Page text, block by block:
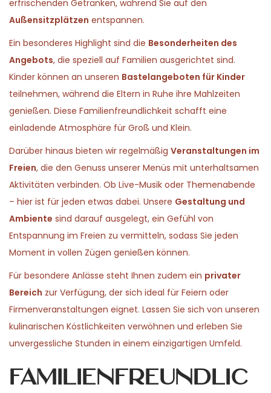
erfrischenden Getränken, während Sie auf den
Außensitzplätzen entspannen.
Ein besonderes Highlight sind die Besonderheiten des
Angebots, die speziell auf Familien ausgerichtet sind.
Kinder können an unseren Bastelangeboten für Kinder
teilnehmen, während die Eltern in Ruhe ihre Mahlzeiten
genießen. Diese Familienfreundlichkeit schafft eine
einladende Atmosphäre für Groß und Klein.
Darüber hinaus bieten wir regelmäßig Veranstaltungen im
Freien, die den Genuss unserer Menüs mit unterhaltsamen
Aktivitäten verbinden. Ob Live-Musik oder Themenabende
– hier ist für jeden etwas dabei. Unsere Gestaltung und
Ambiente sind darauf ausgelegt, ein Gefühl von
Entspannung im Freien zu vermitteln, sodass Sie jeden
Moment in vollen Zügen genießen können.
Für besondere Anlässe steht Ihnen zudem ein privater
Bereich zur Verfügung, der sich ideal für Feiern oder
Firmenveranstaltungen eignet. Lassen Sie sich von unseren
kulinarischen Köstlichkeiten verwöhnen und erleben Sie
unvergessliche Stunden in einem einzigartigen Umfeld.
Familienfreundlic